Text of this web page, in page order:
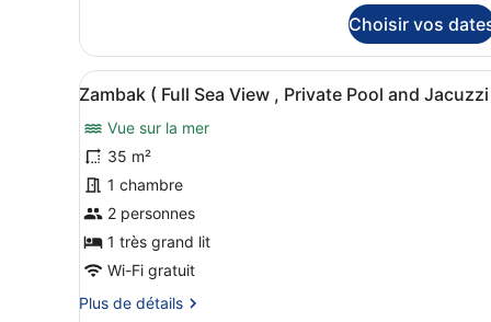
View
Private
and
Jacuzzi
)
le
type
de
Nergis
Full
Sea
View
Private
Pool
Jacuzzi
Choisir vos
Afficher
toutes
les
photos
pour
ce
type
de
chambre :
Zambak
Une chambre avec un
11
Zambak ( Full Sea View , Private Pool and
Vue sur la mer
35 m²
1 chambre
2 personnes
1 très grand lit
Wi-Fi gratuit
Plus de détails
Plus